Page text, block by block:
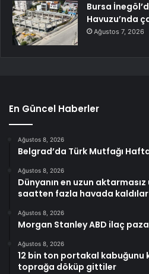
Bursa
Havuzu’nda
Ağustos 7, 2026
En Güncel Haberler
Ağustos 8, 2026
Belgrad’da Türk Mutfağı
Ağustos 8, 2026
Dünyanın en uzun
saatten fazla havada kaldılar
Ağustos 8, 2026
Morgan Stanley ABD ilaç
Ağustos 8, 2026
12 bin ton portakal kabuğunu
toprağa döküp gittiler